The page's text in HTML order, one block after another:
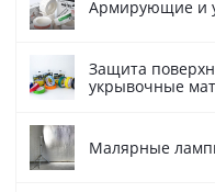
Армирующие и
Защита
укрывочные
Малярные